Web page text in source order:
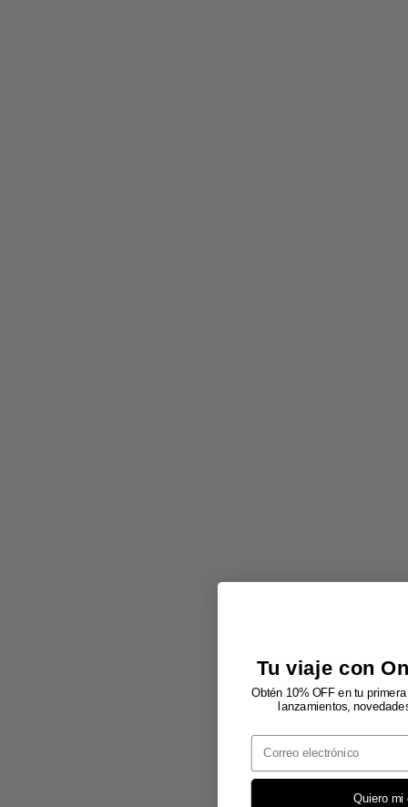
Tu viaje con
Obtén 10% OFF en tu
lanzamientos,
Email
Quiero mi